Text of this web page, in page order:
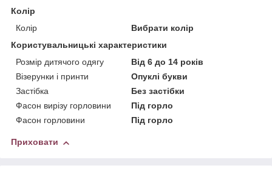
Колір
Колір
Вибрати колір
Користувальницькі характеристики
Розмір дитячого одягу
Від 6 до 14 років
Візерунки і принти
Опуклі букви
Застібка
Без застібки
Фасон вирізу горловини
Під горло
Фасон горловини
Під горло
Приховати